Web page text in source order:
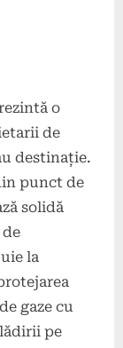
o
de
destinație.
punct de
solidă
la
gaze cu
pe